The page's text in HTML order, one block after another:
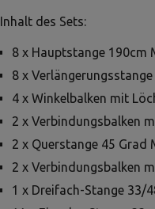
Inhalt des Sets:
8 x Hauptstange 190cm
8 x
4 x Winkelbalken mit
2 x Verbindungsbalken
2 x Querstange 45 Grad
2 x Verbindungsbalken
1 x Dreifach-Stange 33/